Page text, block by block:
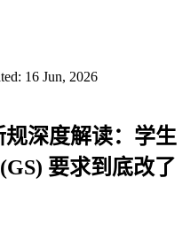
16 Jun, 2026
深度解读：学生
要求到底改了